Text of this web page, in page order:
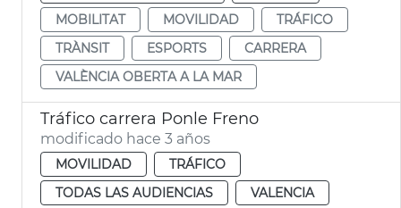
MOBILITAT
MOVILIDAD
TRÁFICO
TRÀNSIT
ESPORTS
CARRERA
VALÈNCIA OBERTA A LA MAR
Tráfico carrera Ponle Freno
modificado hace 3 años
MOVILIDAD
TRÁFICO
TODAS LAS AUDIENCIAS
VALENCIA